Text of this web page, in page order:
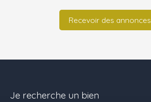
Recevoir des annonces
Je recherche un bien